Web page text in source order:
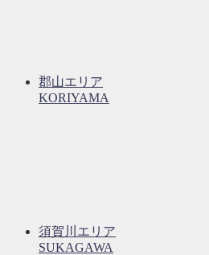
郡山エリア
KORIYAMA
須賀川エリア
SUKAGAWA